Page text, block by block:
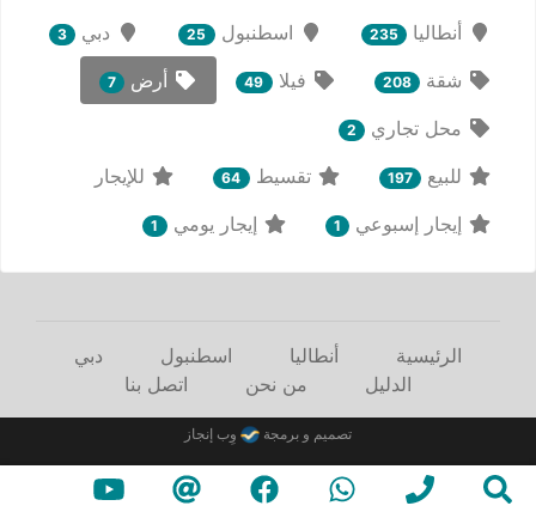
أنطاليا 235 اسطنبول 25 دبي 3
شقة 208 فيلا 49 أرض 7
محل تجاري 2
للبيع 197 تقسيط 64
للإيجار
إيجار إسبوعي
1 إيجار يومي 1
الرئيسية أنطاليا اسطنبول
دبي
الدليل
من نحن اتصل بنا
تصميم و برمجة وِب إنجاز